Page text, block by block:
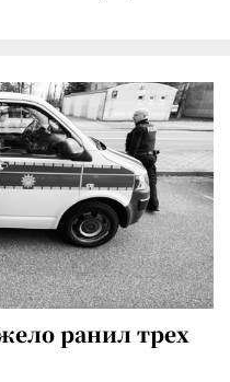
ранил трех